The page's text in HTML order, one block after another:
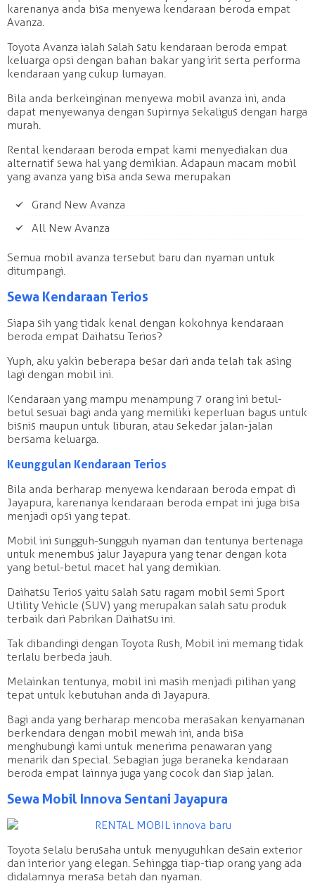
karenanya anda bisa menyewa kendaraan beroda empat
Avanza.
Toyota Avanza ialah salah satu kendaraan beroda empat
keluarga opsi dengan bahan bakar yang irit serta performa
kendaraan yang cukup lumayan.
Bila anda berkeinginan menyewa mobil avanza ini, anda
dapat menyewanya dengan supirnya sekaligus dengan harga
murah.
Rental kendaraan beroda empat kami menyediakan dua
alternatif sewa hal yang demikian. Adapaun macam mobil
yang avanza yang bisa anda sewa merupakan
Grand New Avanza
All New Avanza
Semua mobil avanza tersebut baru dan nyaman untuk
ditumpangi.
Sewa Kendaraan Terios
Siapa sih yang tidak kenal dengan kokohnya kendaraan
beroda empat Daihatsu Terios?
Yuph, aku yakin beberapa besar dari anda telah tak asing
lagi dengan mobil ini.
Kendaraan yang mampu menampung 7 orang ini betul-
betul sesuai bagi anda yang memiliki keperluan bagus untuk
bisnis maupun untuk liburan, atau sekedar jalan-jalan
bersama keluarga.
Keunggulan Kendaraan Terios
Bila anda berharap menyewa kendaraan beroda empat di
Jayapura, karenanya kendaraan beroda empat ini juga bisa
menjadi opsi yang tepat.
Mobil ini sungguh-sungguh nyaman dan tentunya bertenaga
untuk menembus jalur Jayapura yang tenar dengan kota
yang betul-betul macet hal yang demikian.
Daihatsu Terios yaitu salah satu ragam mobil semi Sport
Utility Vehicle (SUV) yang merupakan salah satu produk
terbaik dari Pabrikan Daihatsu ini.
Tak dibandingi dengan Toyota Rush, Mobil ini memang tidak
terlalu berbeda jauh.
Melainkan tentunya, mobil ini masih menjadi pilihan yang
tepat untuk kebutuhan anda di Jayapura.
Bagi anda yang berharap mencoba merasakan kenyamanan
berkendara dengan mobil mewah ini, anda bisa
menghubungi kami untuk menerima penawaran yang
menarik dan special. Sebagian juga beraneka kendaraan
beroda empat lainnya juga yang cocok dan siap jalan.
Sewa Mobil Innova Sentani Jayapura
Toyota selalu berusaha untuk menyuguhkan desain exterior
dan interior yang elegan. Sehingga tiap-tiap orang yang ada
didalamnya merasa betah dan nyaman.